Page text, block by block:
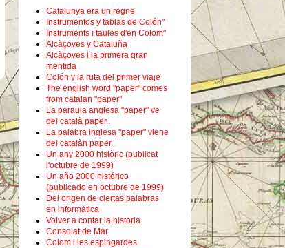
Catalunya era un regne
Instrumentos y tablas de Colón"
Instruments i taules d'en Colom"
Alcàçoves y Cataluña
Alcàçoves i la primera gran
mentida
Colón y la ruta del primer viaje
The english word "paper" comes
from catalan "paper"
La paraula anglesa "paper" ve
del català paper..
La palabra inglesa "paper" viene
del catalàn paper..
Un any 2000 històric (publicat
l'octubre de 1999)
Un año 2000 histórico
(publicado en octubre de 1999)
Del origen de ciertas palabras
en informàtica
Volver a contar la historia
Consolat de Mar
Colom i les espingardes